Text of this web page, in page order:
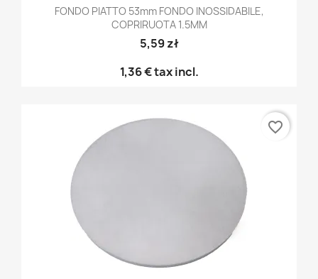
FONDO PIATTO 53mm FONDO INOSSIDABILE,
COPRIRUOTA 1.5MM
5,59 zł
1,36 €tax incl.
favorite_border